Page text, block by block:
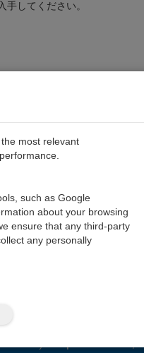
してください。
お問い合わせ
キャリア
most relevant
such as Google
about your browsing
ensure that any third-party
any personally